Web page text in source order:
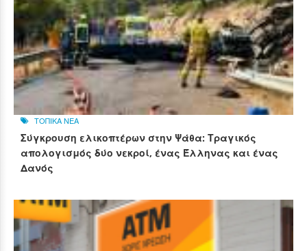
ΤΟΠΙΚΑ ΝΕΑ
Σύγκρουση ελικοπτέρων στην Ψάθα: Τραγικός
απολογισμός δύο νεκροί, ένας Έλληνας και ένας
Δανός